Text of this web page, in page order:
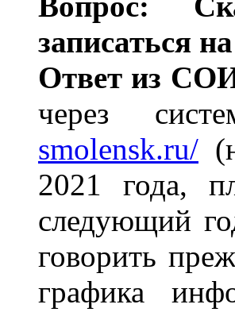
записаться
Ответ из
через
smolensk.ru/
2021 года,
следующий
говорить
графика